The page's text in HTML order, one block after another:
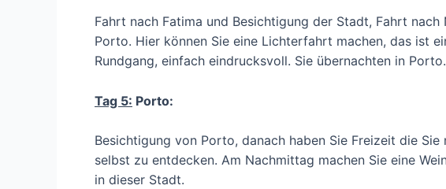
Fahrt nach Fatima und Besichtigung der Stadt, Fahrt
Porto. Hier können Sie eine Lichterfahrt machen, das ist
Rundgang, einfach eindrucksvoll. Sie übernachten in Porto.
Tag 5: Porto:
Besichtigung von Porto, danach haben Sie Freizeit die
selbst zu entdecken. Am Nachmittag machen Sie eine
in dieser Stadt.